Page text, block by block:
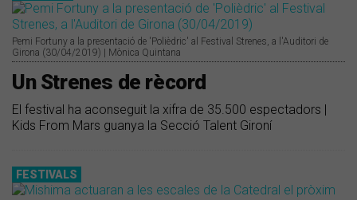
Pemi Fortuny a la presentació de 'Polièdric' al Festival Strenes, a l'Auditori de
Girona (30/04/2019) | Mònica Quintana
Un Strenes de rècord
El festival ha aconseguit la xifra de 35.500 espectadors |
Kids From Mars guanya la Secció Talent Gironí
FESTIVALS